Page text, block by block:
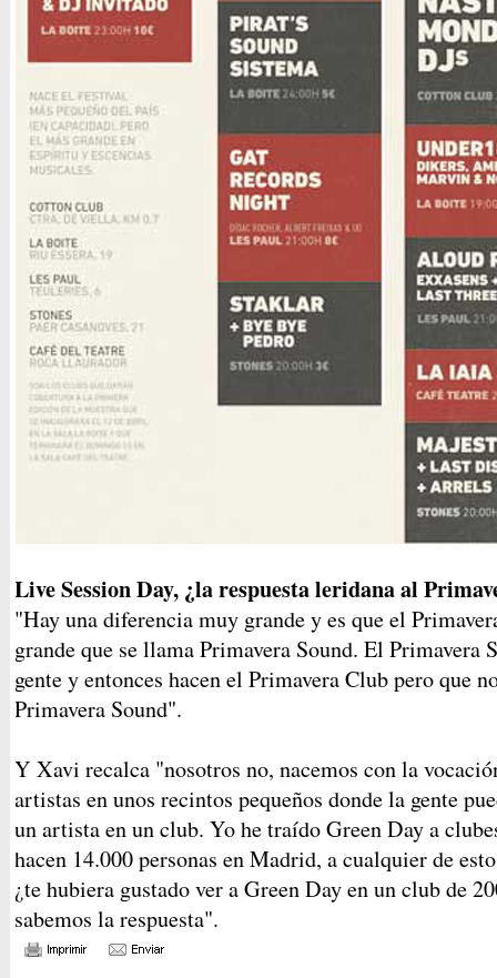
Live Session Day, ¿la respuesta leridana al
"Hay una diferencia muy grande y es que el
grande que se llama Primavera Sound. El Primavera
gente y entonces hacen el Primavera Club pero que
Primavera Sound".
Y Xavi recalca "nosotros no, nacemos con la
artistas en unos recintos pequeños donde la gente
un artista en un club. Yo he traído Green Day a
hacen 14.000 personas en Madrid, a cualquier de
¿te hubiera gustado ver a Green Day en un club de
sabemos la respuesta".